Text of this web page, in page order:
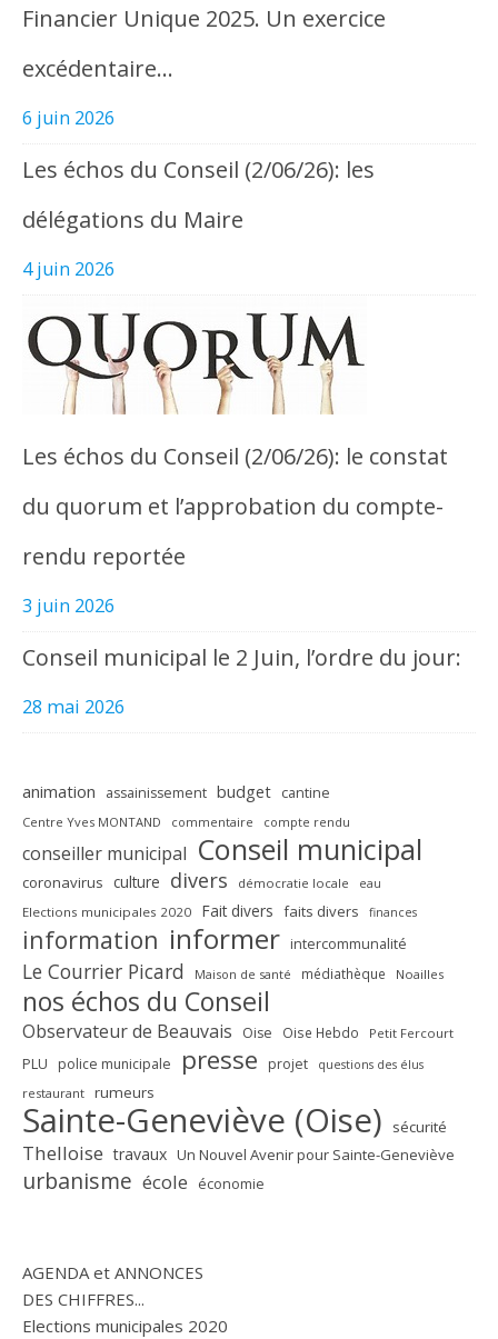
Financier Unique 2025. Un exercice
excédentaire…
6 juin 2026
Les échos du Conseil (2/06/26): les
délégations du Maire
4 juin 2026
Les échos du Conseil (2/06/26): le constat
du quorum et l’approbation du compte-
rendu reportée
3 juin 2026
Conseil municipal le 2 Juin, l’ordre du jour:
28 mai 2026
animation assainissement budget cantine
Centre Yves MONTAND commentaire compte rendu
conseiller municipal Conseil municipal
coronavirus culture divers démocratie locale eau
Elections municipales 2020 Fait divers faits divers finances
information informer intercommunalité
Le Courrier Picard Maison de santé médiathèque Noailles
nos échos du Conseil
Observateur de Beauvais Oise Oise Hebdo Petit Fercourt
PLU police municipale presse projet questions des élus
restaurant rumeurs
Sainte-Geneviève (Oise) sécurité
Thelloise travaux Un Nouvel Avenir pour Sainte-Geneviève
urbanisme école économie
AGENDA et ANNONCES
DES CHIFFRES...
Elections municipales 2020